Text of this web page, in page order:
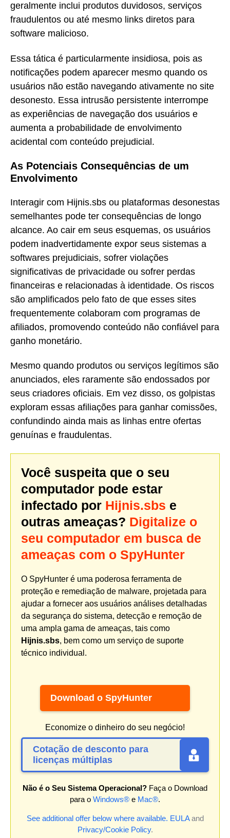
geralmente inclui produtos duvidosos, serviços
fraudulentos ou até mesmo links diretos para
software malicioso.
Essa tática é particularmente insidiosa, pois as
notificações podem aparecer mesmo quando os
usuários não estão navegando ativamente no site
desonesto. Essa intrusão persistente interrompe
as experiências de navegação dos usuários e
aumenta a probabilidade de envolvimento
acidental com conteúdo prejudicial.
As Potenciais Consequências de um
Envolvimento
Interagir com Hijnis.sbs ou plataformas desonestas
semelhantes pode ter consequências de longo
alcance. Ao cair em seus esquemas, os usuários
podem inadvertidamente expor seus sistemas a
softwares prejudiciais, sofrer violações
significativas de privacidade ou sofrer perdas
financeiras e relacionadas à identidade. Os riscos
são amplificados pelo fato de que esses sites
frequentemente colaboram com programas de
afiliados, promovendo conteúdo não confiável para
ganho monetário.
Mesmo quando produtos ou serviços legítimos são
anunciados, eles raramente são endossados por
seus criadores oficiais. Em vez disso, os golpistas
exploram essas afiliações para ganhar comissões,
confundindo ainda mais as linhas entre ofertas
genuínas e fraudulentas.
Você suspeita que o seu
computador pode estar
infectado por Hijnis.sbs e
outras ameaças? Digitalize o
seu computador em busca de
ameaças com o SpyHunter
O SpyHunter é uma poderosa ferramenta de
proteção e remediação de malware, projetada para
ajudar a fornecer aos usuários análises detalhadas
da segurança do sistema, detecção e remoção de
uma ampla gama de ameaças, tais como
Hijnis.sbs, bem como um serviço de suporte
técnico individual.
Download o SpyHunter
Economize o dinheiro do seu negócio!
Cotação de desconto para
licenças múltiplas
Não é o Seu Sistema Operacional? Faça o Download
para o Windows® e Mac®.
See additional offer below where available. EULAand
Privacy/Cookie Policy.